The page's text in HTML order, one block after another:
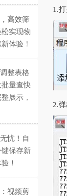
高效筛
实现物
体验！
整表格
量查快
展示，
忧！自
保存新
！
视频剪
1.
2.